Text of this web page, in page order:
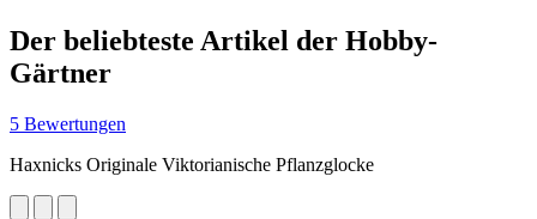
Der beliebteste Artikel der Hobby-
Gärtner
5 Bewertungen
Haxnicks Originale Viktorianische Pflanzglocke